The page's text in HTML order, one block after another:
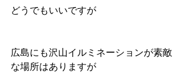
どうでもいいですが
広島にも沢山イルミネーションが素敵
な場所はありますが